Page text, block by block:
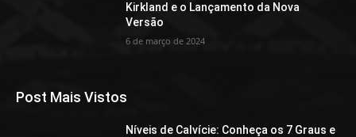
Kirkland e o Lançamento da Nova
Versão
6 de março de 2024
Post Mais Vistos
Níveis de Calvície: Conheça os 7 Graus e